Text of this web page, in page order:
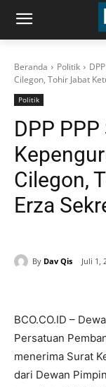
Beranda Politik
Cilegon, Tohir Jabat
Politik
DPP
Cilegon,
Erza
By Dav Qis Juli 1,
BCO.CO.ID –
Persatuan
menerima Surat
dari Dewan